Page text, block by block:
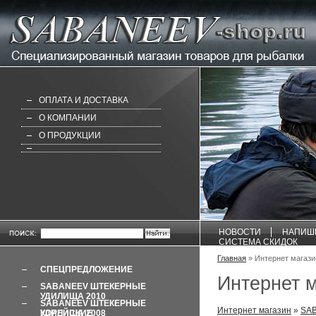
ОПЛАТА И ДОСТАВКА
О КОМПАНИИ
О ПРОДУКЦИИ
НОВОСТИ
СИСТЕМА СКИДОК
СПЕЦПРЕДЛОЖЕНИЕ
SABANEEV ШТЕКЕРНЫЕ
SABANEEV ШТЕКЕРНЫЕ
Главная » Интернет
Интернет
Интернет магазин »